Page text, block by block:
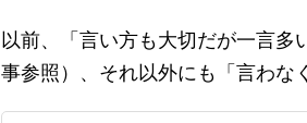
以前、「言い方も大切だが一言
事参照）、それ以外にも「言わな